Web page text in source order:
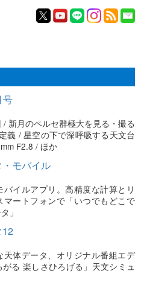
号
/ 新月のペルセ群極大を見る・撮る
義 / 星空の下で深呼吸する天文台
F2.8 / ほか
モバイル
イルアプリ。高精度な計算とリ
マートフォンで「いつでもどこで
」
12
天体データ、オリジナル番組エデ
る 楽しさひろげる」天文シミュ